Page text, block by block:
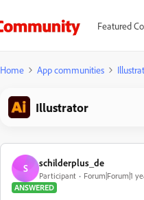
Featured
Home App communities
Illustrator
S schilderplus_de
Participant
Forum|Forum|1
ANSWERED